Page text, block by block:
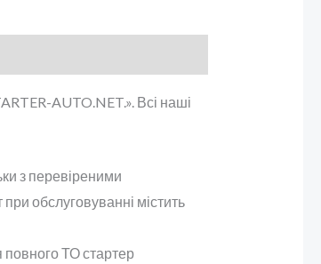
AUTO.NET.». Всі наші
з перевіреними
обслуговуванні містить
повного ТО стартер